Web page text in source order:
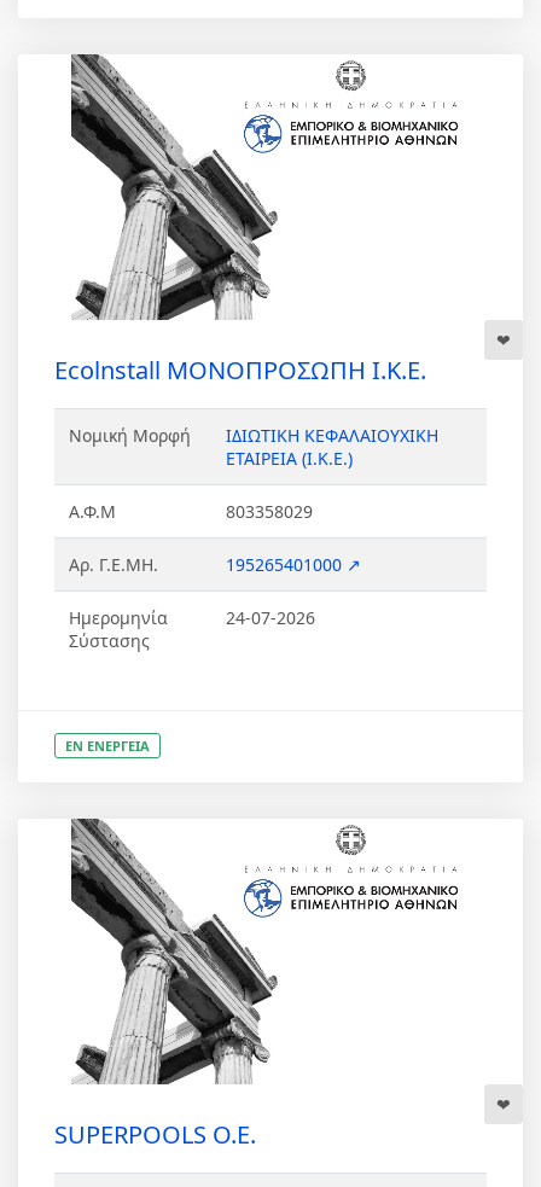
Ecolnstall ΜΟΝΟΠΡΟΣΩΠΗ Ι.Κ.Ε.
Νομική Μορφή
ΙΔΙΩΤΙΚΗ ΚΕΦΑΛΑΙΟΥΧΙΚΗ
ΕΤΑΙΡΕΙΑ (Ι.Κ.Ε.)
Α.Φ.Μ 803358029
Αρ. Γ.Ε.ΜΗ. 195265401000 ↗
Ημερομηνία
Σύστασης
24-07-2026
ΕΝ ΕΝΕΡΓΕΙΑ
SUPERPOOLS Ο.Ε.